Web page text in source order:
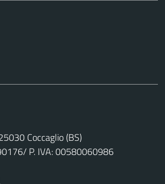
Coccaglio (BS)
P. IVA: 00580060986